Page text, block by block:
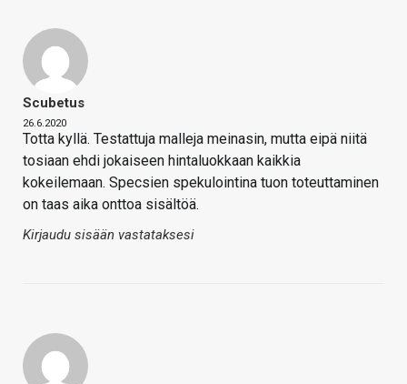
Scubetus
26.6.2020
Totta kyllä. Testattuja malleja meinasin, mutta eipä niitä
tosiaan ehdi jokaiseen hintaluokkaan kaikkia
kokeilemaan. Specsien spekulointina tuon toteuttaminen
on taas aika onttoa sisältöä.
Kirjaudu sisään vastataksesi